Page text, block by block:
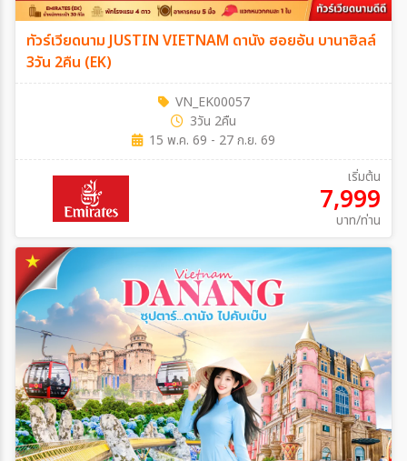
ทัวร์เวียดนาม JUSTIN VIETNAM ดานัง ฮอยอัน บานาฮิลล์
3วัน 2คืน (EK)
VN_EK00057
3วัน 2คืน
15 พ.ค. 69 - 27 ก.ย. 69
เริ่มต้น
7,999
บาท/ท่าน